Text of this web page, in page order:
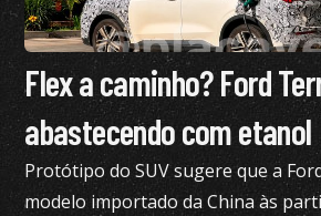
Flex a caminho? Ford
abastecendo com etanol
Protótipo do SUV sugere que a
modelo importado da China às